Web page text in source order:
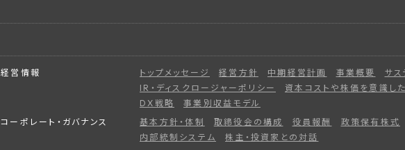
経営情報 トップメッセージ 経営方針 中期経営計画 事業概要
サス
IR・ディスクロージャーポリシー
資本コストや株価を意識し
DX戦略
事業別収益モデル
コーポレート・ガバナンス
基本方針・体制 取締役会の構成 役員報酬 政策保有株式
内部統制システム
株主・投資家との対話